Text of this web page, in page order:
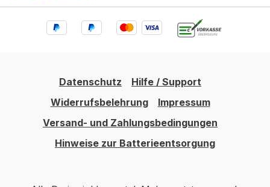
Datenschutz
Hilfe / Support
Widerrufsbelehrung
Impressum
Versand- und Zahlungsbedingungen
Hinweise zur Batterieentsorgung